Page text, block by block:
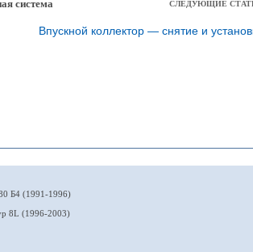
система СЛЕДУЮЩИЕ
Впускной коллектор — снятие и
Б4 (1991-1996)
8L (1996-2003)